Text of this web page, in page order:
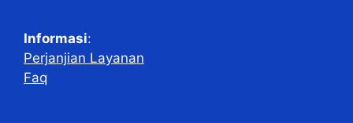
Informasi:
Perjanjian Layanan
Faq